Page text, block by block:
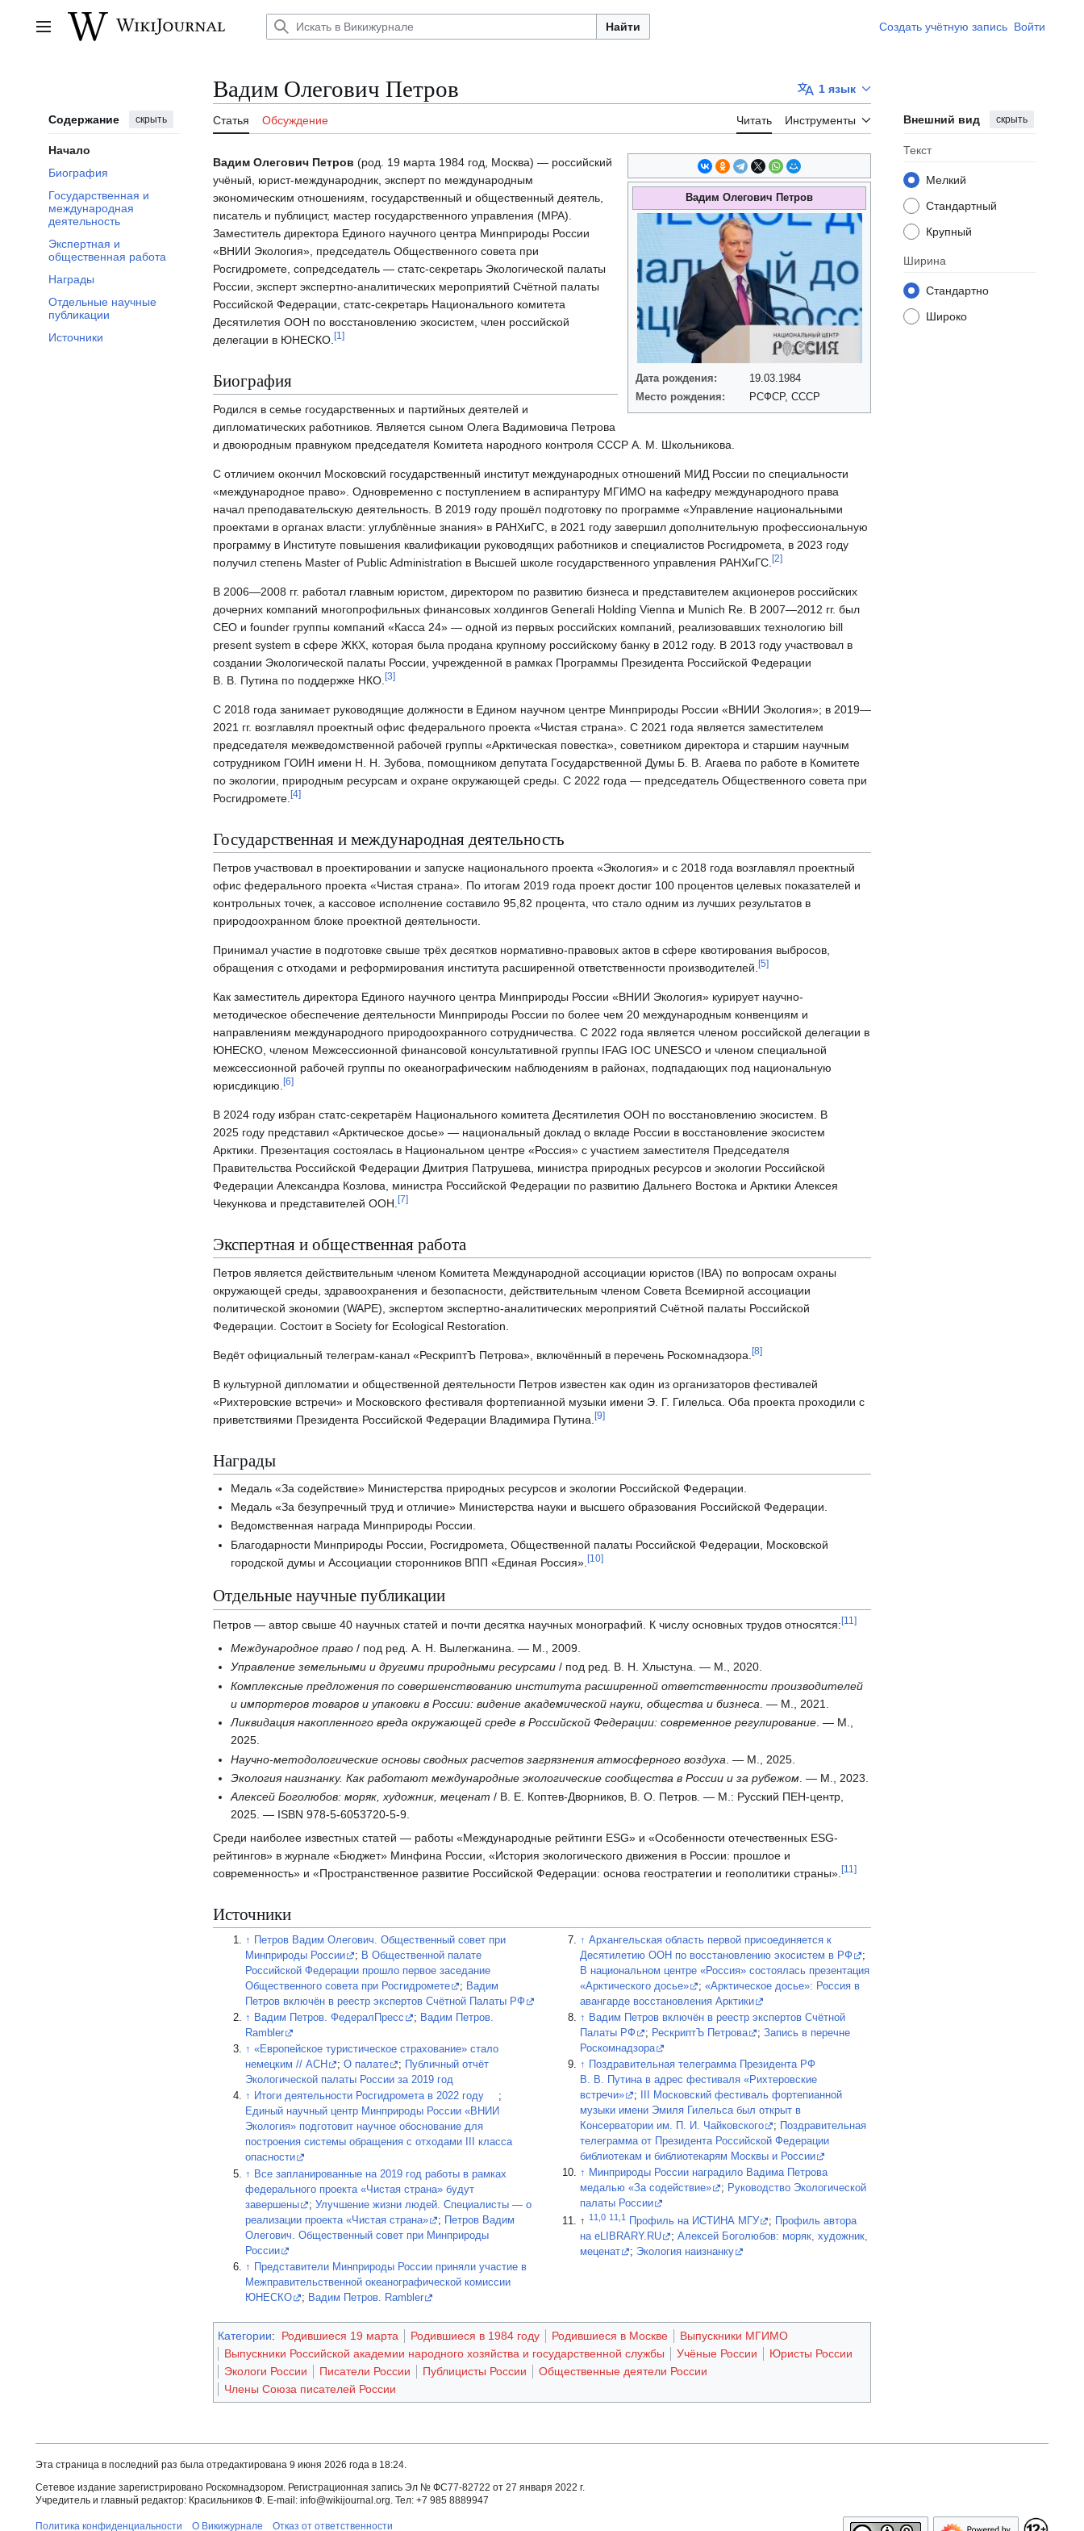
содержаниюГлавное меню Найти Создать учётную запись Войти
Содержание скрыть
Начало
Биография
Государственная и
международная
деятельность
Экспертная и
общественная работа
Награды
Отдельные научные
публикации
Источники
Вадим Олегович Петров 1 язык
Статья Обсуждение Читать Инструменты Внешний вид скрыть
Текст
Мелкий
Стандартный
Крупный
Ширина
Стандартно
Широко
Вадим Олегович Петров
Дата рождения:
19.03.1984
Место рождения:
РСФСР, СССР
Вадим Олегович Петров (род. 19 марта 1984 год, Москва) — российский
учёный, юрист-международник, эксперт по международным
экономическим отношениям, государственный и общественный деятель,
писатель и публицист, мастер государственного управления (MPA).
Заместитель директора Единого научного центра Минприроды России
«ВНИИ Экология», председатель Общественного совета при
Росгидромете, сопредседатель — статс-секретарь Экологической палаты
России, эксперт экспертно-аналитических мероприятий Счётной палаты
Российской Федерации, статс-секретарь Национального комитета
Десятилетия ООН по восстановлению экосистем, член российской
делегации в ЮНЕСКО. [1 ]
Биография
Родился в семье государственных и партийных деятелей и
дипломатических работников. Является сыном Олега Вадимовича Петрова
и двоюродным правнуком председателя Комитета народного контроля СССР А. М. Школьникова.
С отличием окончил Московский государственный институт международных отношений МИД России по специальности
«международное право». Одновременно с поступлением в аспирантуру МГИМО на кафедру международного права
начал преподавательскую деятельность. В 2019 году прошёл подготовку по программе «Управление национальными
проектами в органах власти: углублённые знания» в РАНХиГС, в 2021 году завершил дополнительную профессиональную
программу в Институте повышения квалификации руководящих работников и специалистов Росгидромета, в 2023 году
получил степень Master of Public Administration в Высшей школе государственного управления РАНХиГС. [2]
В 2006—2008 гг. работал главным юристом, директором по развитию бизнеса и представителем акционеров российских
дочерних компаний многопрофильных финансовых холдингов Generali Holding Vienna и Munich Re. В 2007—2012 гг. был
CEO и founder группы компаний «Касса 24» — одной из первых российских компаний, реализовавших технологию bill
present system в сфере ЖКХ, которая была продана крупному российскому банку в 2012 году. В 2013 году участвовал в
создании Экологической палаты России, учрежденной в рамках Программы Президента Российской Федерации
В. В. Путина по поддержке НКО. [3]
С 2018 года занимает руководящие должности в Едином научном центре Минприроды России «ВНИИ Экология»; в 2019—
2021 гг. возглавлял проектный офис федерального проекта «Чистая страна». С 2021 года является заместителем
председателя межведомственной рабочей группы «Арктическая повестка», советником директора и старшим научным
сотрудником ГОИН имени Н. Н. Зубова, помощником депутата Государственной Думы Б. В. Агаева по работе в Комитете
по экологии, природным ресурсам и охране окружающей среды. С 2022 года — председатель Общественного совета при
Росгидромете. [4]
Государственная и международная деятельность
Петров участвовал в проектировании и запуске национального проекта «Экология» и с 2018 года возглавлял проектный
офис федерального проекта «Чистая страна». По итогам 2019 года проект достиг 100 процентов целевых показателей и
контрольных точек, а кассовое исполнение составило 95,82 процента, что стало одним из лучших результатов в
природоохранном блоке проектной деятельности.
Принимал участие в подготовке свыше трёх десятков нормативно-правовых актов в сфере квотирования выбросов,
обращения с отходами и реформирования института расширенной ответственности производителей. [5]
Как заместитель директора Единого научного центра Минприроды России «ВНИИ Экология» курирует научно-
методическое обеспечение деятельности Минприроды России по более чем 20 международным конвенциям и
направлениям международного природоохранного сотрудничества. С 2022 года является членом российской делегации в
ЮНЕСКО, членом Межсессионной финансовой консультативной группы IFAG IOC UNESCO и членом специальной
межсессионной рабочей группы по океанографическим наблюдениям в районах, подпадающих под национальную
юрисдикцию. [6]
В 2024 году избран статс-секретарём Национального комитета Десятилетия ООН по восстановлению экосистем. В
2025 году представил «Арктическое досье» — национальный доклад о вкладе России в восстановление экосистем
Арктики. Презентация состоялась в Национальном центре «Россия» с участием заместителя Председателя
Правительства Российской Федерации Дмитрия Патрушева, министра природных ресурсов и экологии Российской
Федерации Александра Козлова, министра Российской Федерации по развитию Дальнего Востока и Арктики Алексея
Чекункова и представителей ООН. [7]
Экспертная и общественная работа
Петров является действительным членом Комитета Международной ассоциации юристов (IBA) по вопросам охраны
окружающей среды, здравоохранения и безопасности, действительным членом Совета Всемирной ассоциации
политической экономии (WAPE), экспертом экспертно-аналитических мероприятий Счётной палаты Российской
Федерации. Состоит в Society for Ecological Restoration.
Ведёт официальный телеграм-канал «РескриптЪ Петрова», включённый в перечень Роскомнадзора. [8]
В культурной дипломатии и общественной деятельности Петров известен как один из организаторов фестивалей
«Рихтеровские встречи» и Московского фестиваля фортепианной музыки имени Э. Г. Гилельса. Оба проекта проходили с
приветствиями Президента Российской Федерации Владимира Путина. [9]
Награды
Медаль «За содействие» Министерства природных ресурсов и экологии Российской Федерации.
Медаль «За безупречный труд и отличие» Министерства науки и высшего образования Российской Федерации.
Ведомственная награда Минприроды России.
Благодарности Минприроды России, Росгидромета, Общественной палаты Российской Федерации, Московской
городской думы и Ассоциации сторонников ВПП «Единая Россия».[10]
Отдельные научные публикации
Петров — автор свыше 40 научных статей и почти десятка научных монографий. К числу основных трудов относятся: [11 ]
Международное право / под ред. А. Н. Вылегжанина. — М., 2009.
Управление земельными и другими природными ресурсами / под ред. В. Н. Хлыстуна. — М., 2020.
Комплексные предложения по совершенствованию института расширенной ответственности производителей
и импортеров товаров и упаковки в России: видение академической науки, общества и бизнеса . — М., 2021.
Ликвидация накопленного вреда окружающей среде в Российской Федерации: современное регулирование. — М.,
2025.
Научно-методологические основы сводных расчетов загрязнения атмосферного воздуха . — М., 2025.
Экология наизнанку. Как работают международные экологические сообщества в России и за рубежом . — М., 2023.
Алексей Боголюбов: моряк, художник, меценат / В. Е. Коптев-Дворников, В. О. Петров. — М.: Русский ПЕН-центр,
2025. — ISBN 978-5-6053720-5-9.
Среди наиболее известных статей — работы «Международные рейтинги ESG» и «Особенности отечественных ESG-
рейтингов» в журнале «Бюджет» Минфина России, «История экологического движения в России: прошлое и
современность» и «Пространственное развитие Российской Федерации: основа геостратегии и геополитики страны». [11]
Источники
↑ Петров Вадим Олегович. Общественный совет при
Минприроды России
; В Общественной палате
Российской Федерации прошло первое заседание
Общественного совета при Росгидромете
; Вадим
Петров включён в реестр экспертов Счётной Палаты РФ
↑ Вадим Петров. ФедералПресс ; Вадим Петров.
Rambler
↑ «Европейское туристическое страхование» стало
немецким // АСН
;О палате ;
Публичный отчёт
Экологической палаты России за 2019 год
↑ Итоги деятельности Росгидромета в 2022 году
;
Единый научный центр Минприроды России «ВНИИ
Экология» подготовит научное обоснование для
построения системы обращения с отходами III класса
опасности
↑ Все запланированные на 2019 год работы в рамках
федерального проекта «Чистая страна» будут
завершены
;Улучшение жизни людей. Специалисты — о
реализации проекта «Чистая страна»
; Петров Вадим
Олегович. Общественный совет при Минприроды
России
↑
Представители Минприроды России приняли участие в
Межправительственной океанографической комиссии
ЮНЕСКО
; Вадим Петров. Rambler
↑ Архангельская область первой присоединяется к
Десятилетию ООН по восстановлению экосистем в РФ
;
В национальном центре «Россия» состоялась презентация
«Арктического досье»
;«Арктическое досье»: Россия в
авангарде восстановления Арктики
↑ Вадим Петров включён в реестр экспертов Счётной
Палаты РФ
; РескриптЪ Петрова ;Запись в перечне
Роскомнадзора
↑
Поздравительная телеграмма Президента РФ
В. В. Путина в адрес фестиваля «Рихтеровские
встречи»
;
III Московский фестиваль фортепианной
музыки имени Эмиля Гилельса был открыт в
Консерватории им. П. И. Чайковского
;
Поздравительная
телеграмма от Президента Российской Федерации
библиотекам и библиотекарям Москвы и России
↑ Минприроды России наградило Вадима Петрова
медалью «За содействие»
; Руководство Экологической
палаты России
↑11,0 11,1 Профиль на ИСТИНА МГУ ; Профиль автора
на eLIBRARY.RU
;Алексей Боголюбов: моряк, художник,
меценат
; Экология наизнанку
Категории: Родившиеся 19 марта Родившиеся в 1984 году Родившиеся в Москве
Выпускники МГИМО
Выпускники Российской академии народного хозяйства и государственной службы
Учёные России
Юристы России
Экологи России
Писатели России Публицисты России
Общественные деятели России
Члены Союза писателей России
Эта страница в последний раз была отредактирована 9 июня 2026 года в 18:24.
Сетевое издание зарегистрировано Роскомнадзором. Регистрационная запись Эл № ФС77-82722 от 27 января 2022 г.
Учредитель и главный редактор: Красильников Ф. E-mail: info@wikijournal.org. Тел: +7 985 8889947
Политика конфиденциальности О Викижурнале Отказ от ответственности